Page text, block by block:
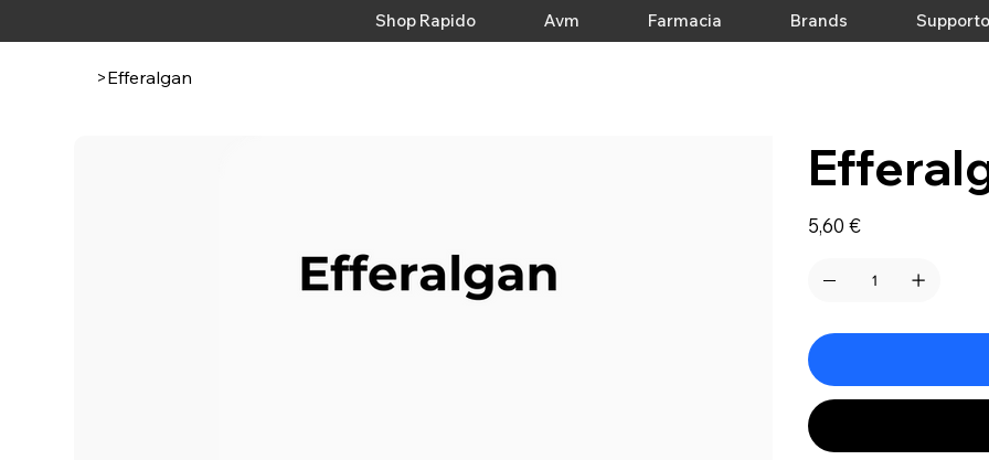
Shop Rapido Avm Farmacia Brands Supporto
>Efferalgan
Prezzo
5,60 €